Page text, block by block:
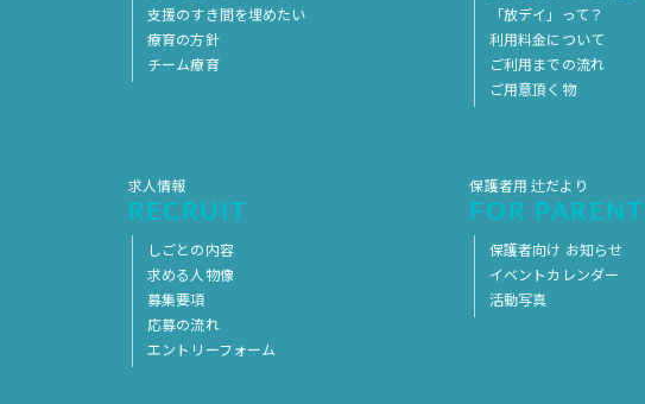
支援のすき間を埋めたい
療育の方針
チーム療育
「放デイ」って？
利用料金について
ご利用までの流れ
ご用意頂く物
求人情報
RECRUIT
しごとの内容
求める人物像
募集要項
応募の流れ
エントリーフォーム
保護者用 辻だより
FOR
保護者向け お知らせ
イベントカレンダー
活動写真